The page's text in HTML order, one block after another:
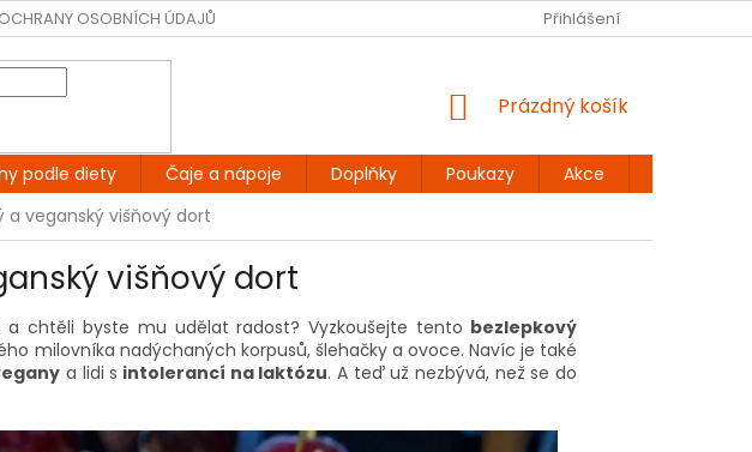
OSOBNÍCH ÚDAJŮ KONTAKT DOPRAVA A PLATBA
Přihlášení
NÁKUPNÍ
Prázdný košík
podle diety Čaje a nápoje Doplňky Poukazy Akce
a veganský višňový dort
višňový dort
chtěli byste mu udělat radost? Vyzkoušejte tento bezlepkový
milovníka nadýchaných korpusů, šlehačky a ovoce. Navíc je také
a lidi s intolerancí na laktózu. A teď už nezbývá, než se do